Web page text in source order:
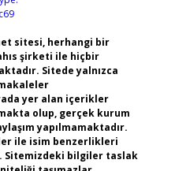
sitesi, herhangi bir
şirketi ile hiçbir
Sitede yalnızca
yer alan içerikler
olup, gerçek kurum
yapılmamaktadır.
ile isim benzerlikleri
Sitemizdeki bilgiler taslak